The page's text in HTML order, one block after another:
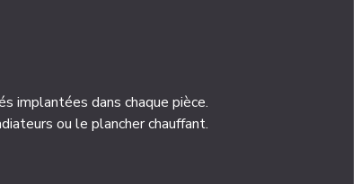
implantées dans chaque pièce.
ou le plancher chauffant.